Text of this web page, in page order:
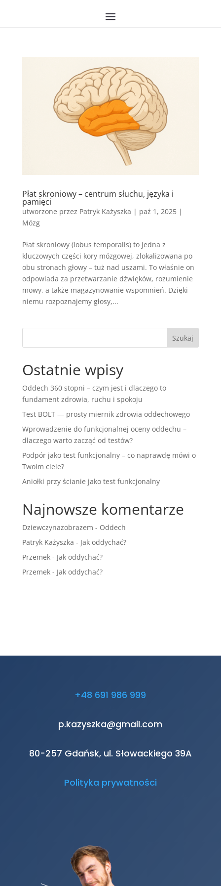
Płat skroniowy – centrum słuchu, języka i
pamięci
utworzone przez Patryk Każyszka | paź 1, 2025|
Mózg
Płat skroniowy (lobus temporalis) to jedna z
kluczowych części kory mózgowej, zlokalizowana po
obu stronach głowy – tuż nad uszami. To właśnie on
odpowiada za przetwarzanie dźwięków, rozumienie
mowy, a także magazynowanie wspomnień. Dzięki
niemu rozpoznajemy głosy,...
Ostatnie wpisy
Oddech 360 stopni – czym jest i dlaczego to
fundament zdrowia, ruchu i spokoju
Test BOLT — prosty miernik zdrowia oddechowego
Wprowadzenie do funkcjonalnej oceny oddechu –
dlaczego warto zacząć od testów?
Podpór jako test funkcjonalny – co naprawdę mówi o
Twoim ciele?
Aniołki przy ścianie jako test funkcjonalny
Najnowsze komentarze
Dziewczynazobrazem - Oddech
Patryk Każyszka - Jak oddychać?
Przemek- Jak oddychać?
Przemek- Jak oddychać?
+48 691 986 999
p.kazyszka@gmail.com
80-257 Gdańsk, ul. Słowackiego 39A
Polityka prywatności